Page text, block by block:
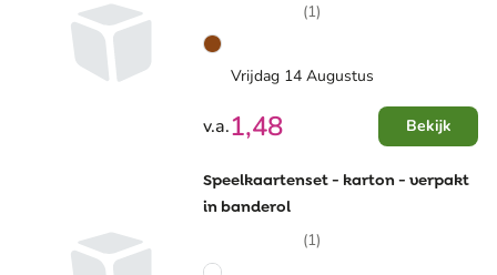
(1)
Vrijdag 14 Augustus
v.a.1,48 Bekijk
Speelkaartenset - karton - verpakt
in banderol
(1)